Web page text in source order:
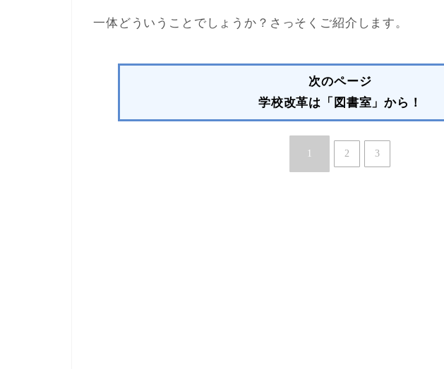
一体どういうことでしょうか？さっそくご紹介します。
次のページ
学校改革は「図書室」から！
1 2 3